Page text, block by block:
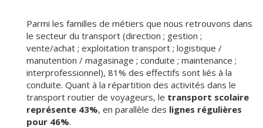
Parmi les familles de métiers que nous retrouvons dans
le secteur du transport (direction ; gestion ;
vente/achat ; exploitation transport ; logistique /
manutention / magasinage ; conduite ; maintenance ;
interprofessionnel), 81% des effectifs sont liés à la
conduite. Quant à la répartition des activités dans le
transport routier de voyageurs, le transport scolaire
représente 43%, en parallèle des lignes régulières
pour 46%.